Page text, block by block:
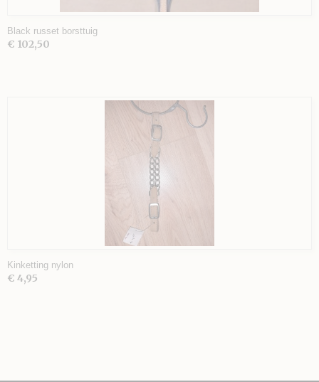
Black russet borsttuig
€ 102,50
Kinketting nylon
€ 4,95